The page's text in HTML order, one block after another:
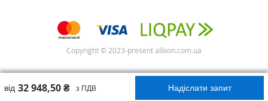
Copyright © 2023-present albion.com.ua
32 948,50 ₴ з ПДВ
від Надіслати запит